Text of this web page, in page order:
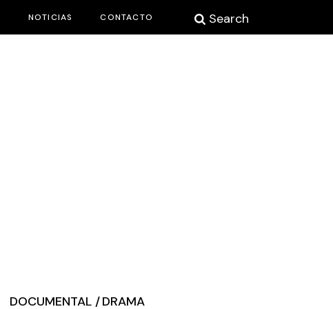
NOTICIAS CONTACTO Search
DOCUMENTAL DRAMA